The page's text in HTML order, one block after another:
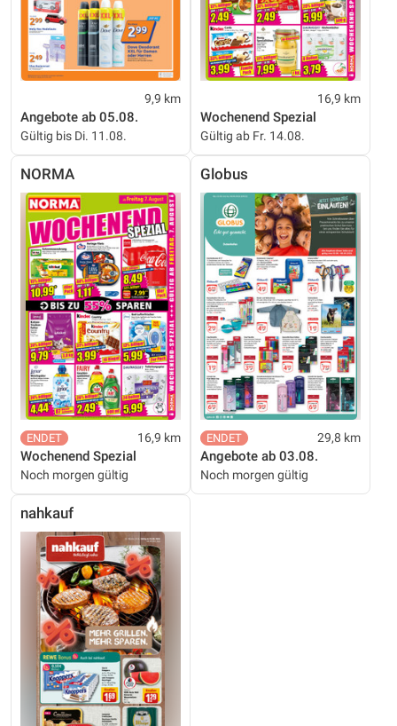
9,9 km
Angebote ab 05.08.
Gültig bis Di. 11.08.
16,9 km
Wochenend Spezial
Gültig ab Fr. 14.08.
NORMA
16,9 km
Wochenend Spezial
Noch morgen gültig
Globus
29,8 km
Angebote ab 03.08.
Noch morgen gültig
nahkauf